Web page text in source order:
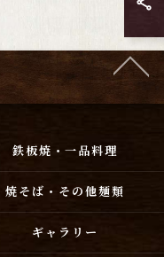
鉄板焼・一品料理
焼そば・その他麺類
ギャラリー